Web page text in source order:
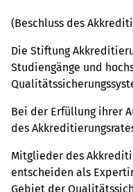
(Beschluss des
Die Stiftung
Studiengänge und
Bei der Erfüllung ihrer
des
Mitglieder des
entscheiden als
Gebiet der